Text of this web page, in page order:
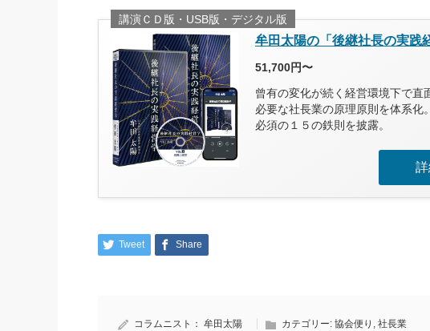
講演ＣＤ版・USB版・デジタル版
牟田太陽の「後継社長の実践
51,700円〜
曾有の変化が続く経営環境下で直
必要な社長業の原理原則を体系
必須の１５の鉄則を披露。
Tweet Share
コラムニスト： 牟田太陽 カテゴリー: 協会便り , 社長業